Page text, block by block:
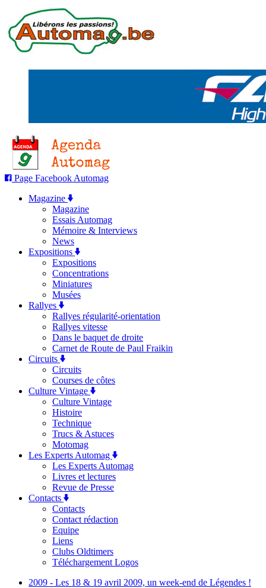
Page Facebook Automag
Magazine
Magazine
Essais Automag
Mémoire & Interviews
News
Expositions
Expositions
Concentrations
Miniatures
Musées
Rallyes
Rallyes régularité-orientation
Rallyes vitesse
Dans le baquet de droite
Carnet de Route de Paul Fraikin
Circuits
Circuits
Courses de côtes
Culture Vintage
Culture Vintage
Histoire
Technique
Trucs & Astuces
Motomag
Les Experts Automag
Les Experts Automag
Livres et lectures
Revue de Presse
Contacts
Contacts
Contact rédaction
Equipe
Liens
Clubs Oldtimers
Téléchargement Logos
2009 - Les 18 & 19 avril 2009, un week-end de Légendes !